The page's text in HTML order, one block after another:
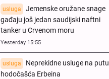
usluga
Jemenske oružane snage
gađaju još jedan saudijski naftni
tanker u Crvenom moru
Yesterday 15:55
usluga
Neprekidne usluge na putu
hodočašća Erbeina